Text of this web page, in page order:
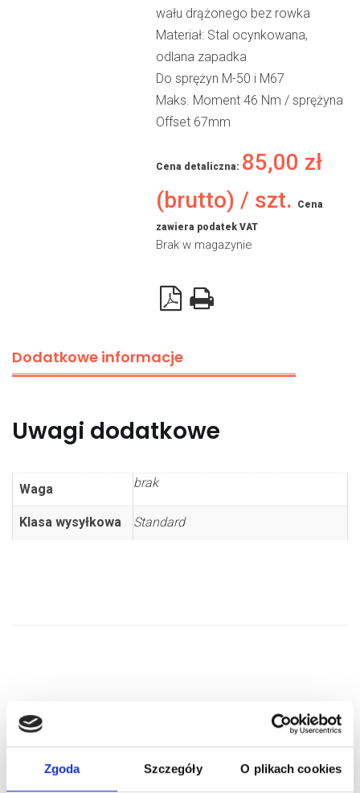
Zgoda Szczegóły O plikach cookies
wału drążonego bez rowka
Materiał: Stal ocynkowana,
odlana zapadka
Do sprężyn M-50 i M67
Maks. Moment 46 Nm / sprężyna
Offset 67mm
Cena detaliczna: 85,00 zł
(brutto) / szt.
Cena
zawiera podatek VAT
Brak w magazynie
Dodatkowe informacje
Uwagi dodatkowe
Waga brak
Klasa wysyłkowa Standard
PODOBNE PRODUKTY